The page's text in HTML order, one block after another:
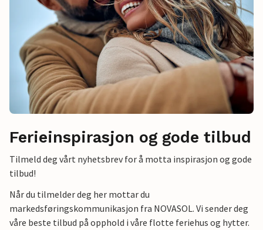
Ferieinspirasjon og gode tilbud
Tilmeld deg vårt nyhetsbrev for å motta inspirasjon og gode
tilbud!
Når du tilmelder deg her mottar du
markedsføringskommunikasjon fra NOVASOL. Vi sender deg
våre beste tilbud på opphold i våre flotte feriehus og hytter.